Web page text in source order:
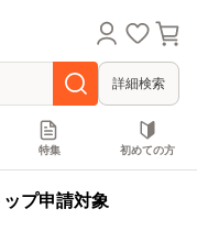
詳細検索
特集 初めての方
プ申請対象